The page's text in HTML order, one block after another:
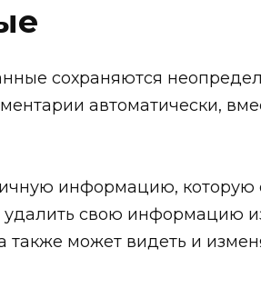
сохраняются
автоматически,
информацию, которую
удалить свою информацию
может видеть и